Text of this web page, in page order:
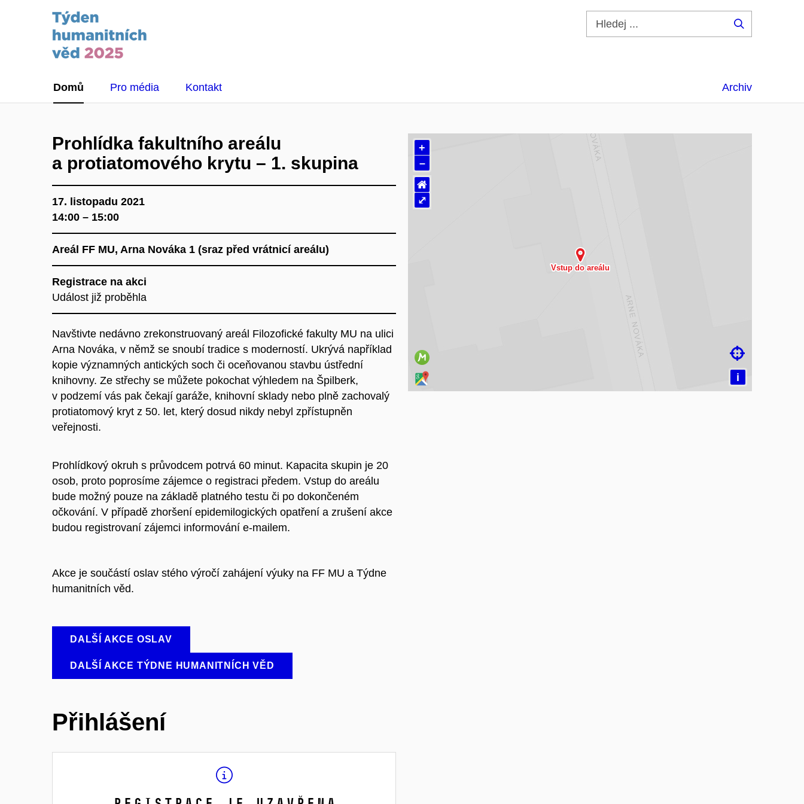
Domů Pro média Kontakt Archiv
Prohlídka fakultního areálu
a protiatomového krytu – 1. skupina
17. listopadu 2021
14:00 – 15:00
Areál FF MU, Arna Nováka 1 (sraz před vrátnicí areálu)
Registrace na akci
Událost již proběhla
Navštivte nedávno zrekonstruovaný areál Filozofické fakulty MU na ulici
Arna Nováka, v němž se snoubí tradice s moderností. Ukrývá například
kopie významných antických soch či oceňovanou stavbu ústřední
knihovny. Ze střechy se můžete pokochat výhledem na Špilberk,
v podzemí vás pak čekají garáže, knihovní sklady nebo plně zachovalý
protiatomový kryt z 50. let, který dosud nikdy nebyl zpřístupněn
veřejnosti.
Prohlídkový okruh s průvodcem potrvá 60 minut. Kapacita skupin je 20
osob, proto poprosíme zájemce o registraci předem. Vstup do areálu
bude možný pouze na základě platného testu či po dokončeném
očkování. V případě zhoršení epidemilogických opatření a zrušení akce
budou registrovaní zájemci informování e-mailem.
Akce je součástí oslav stého výročí zahájení výuky na FF MU a Týdne
humanitních věd.
DALŠÍ AKCE OSLAV
DALŠÍ AKCE TÝDNE HUMANITNÍCH VĚD
Načítám mapu…
+
–
i

⌂
⤢
Přihlášení